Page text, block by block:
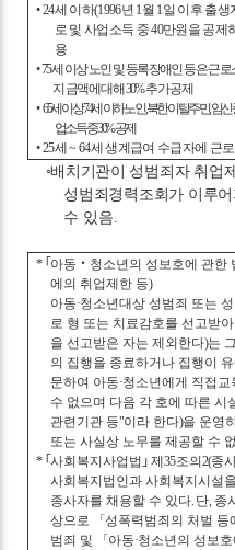
•24세 이하(1996년 1 월 1 일 이후 출생
로 및 사업소득 중40만원을 공제
용
•75세 이상 노인 및 등록장애인 등은 근
지 금액에 대해30%추가 공제
•65세 이상74세 이하 노인,북한이탈주민,임신
업소득 중30%공제
•25세~ 64세 생계급여 수급자에 근
◦배치기관이 성범죄자 취업
성범죄경력조회가 이루어
수 있음
* ｢ 아동 ‧ 청소년의 성보호에 관한
에의 취업제한 등)
아동·청소년대상 성범죄 또는
로 형 또는 치료감호를 선고받
을 선고받은 자는 제외한다)는
의 집행을 종료하거나 집행이
문하여 아동·청소년에게 직접교
수 없으며 다음 각 호에 따른 시
관련기관 등"이라 한다)을 운영
또는 사실상 노무를 제공할 수
* ｢사회복지사업법 ｣ 제35조의2(종
사회복지법인과 사회복지시설
종사자를 채용할 수 있다. 단 종
상으로
「성폭력범죄의 처벌 등
범죄 및
「아동·청소년의 성보